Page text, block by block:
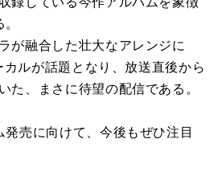
が融合した壮大なアレンジに
ルが話題となり、放送直後から
た、まさに待望の配信である。
売に向けて、今後もぜひ注目